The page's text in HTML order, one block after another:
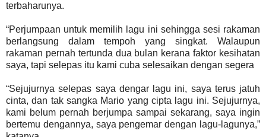
terbaharunya.
“Perjumpaan untuk memilih lagu ini sehingga sesi rakaman
berlangsung dalam tempoh yang singkat. Walaupun
rakaman pernah tertunda dua bulan kerana faktor kesihatan
saya, tapi selepas itu kami cuba selesaikan dengan segera
“Sejujurnya selepas saya dengar lagu ini, saya terus jatuh
cinta, dan tak sangka Mario yang cipta lagu ini. Sejujurnya,
kami belum pernah berjumpa sampai sekarang, saya ingin
bertemu dengannya, saya pengemar dengan lagu-lagunya,”